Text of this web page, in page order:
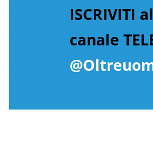
ISCRIVITI
canale